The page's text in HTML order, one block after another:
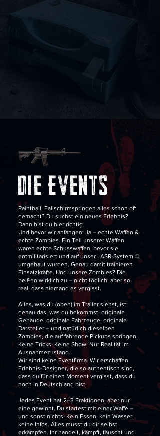
DIE EVENTS
Paintball, Fallschirmspringen alles schon oft
gemacht? Du suchst ein neues Erlebnis?
Dann bist du hier richtig.
Und bevor wir anfangen: Ja – echte Waffen &
echte Zombies. Ein Teil unserer Waffen
waren echte Schusswaffen, bevor sie
entmilitarisiert und auf unser LASR-System ©
umgebaut wurden. Genau damit trainieren
Einsatzkräfte. Und unsere Zombies? Die
beißen wirklich zu – nicht tödlich, aber so
real, dass niemand es vergisst.
Alles, was du (oben) im Trailer siehst, ist
genau das, was du bekommst: originale
Gebäude, originale Fahrzeuge, originale
Darsteller – und natürlich dieselben
Zombies, die auf fahrende Pickups springen.
Keine Tricks. Keine Show. Nur Realität im
Ausnahmezustand.
Wir sind keine Eventfirma. Wir erschaffen
Erlebnis-Designer, die so authentisch sind,
dass du für einen Moment vergisst, dass du
noch in Deutschland bist.
Jedes Event hat 2–3 Fraktionen, aber nur
eine gewinnt. Du startest mit einer Waffe –
und sonst nichts. Kein Essen, kein Wasser,
keine Infos. Alles musst du dir selbst
erkämpfen. Ihr handelt, kämpft, täuscht und